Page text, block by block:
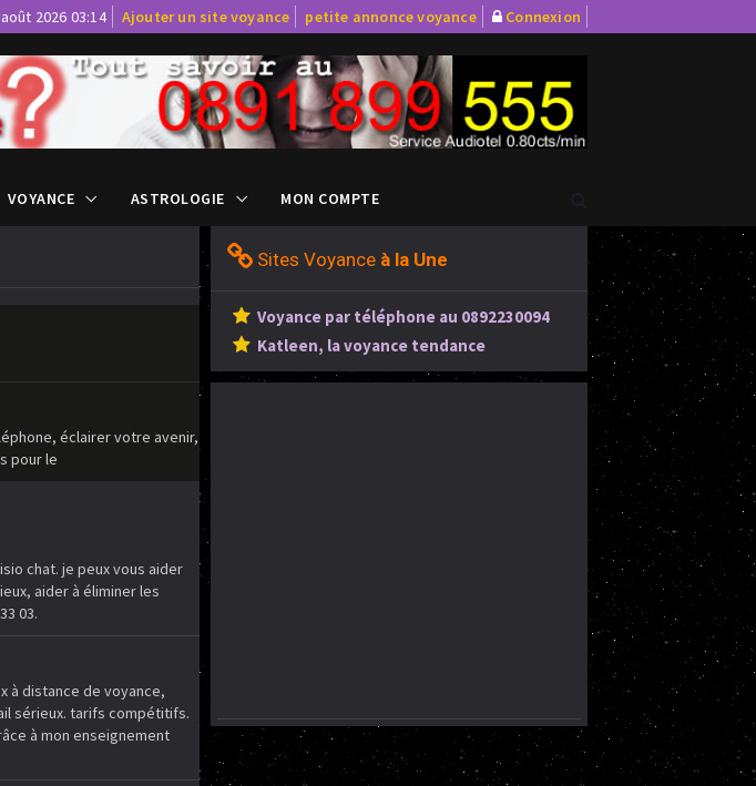
2026 03:14 Ajouter un site voyance petite annonce voyance Connexion
VOYANCE ASTROLOGIE MON COMPTE
éclairer votre avenir,
pour le
chat. je peux vous aider
aider à éliminer les
03.
à distance de voyance,
sérieux. tarifs compétitifs.
à mon enseignement
Sites Voyance à la Une
Voyance par téléphone au 0892230094
Katleen, la voyance tendance